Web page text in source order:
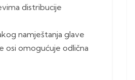
distribucije
namještanja glave
osi omogućuje odlična